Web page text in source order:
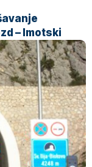
– Imotski